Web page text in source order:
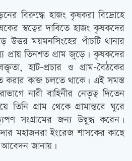
বিরুদ্ধে হাজং কৃষকরা বিদ্রোহে
স্বত্বের দাবিতে হাজং কৃষকদের
ময়মনসিংহের পাঁচটি থানার
প্রায় তিনশত গ্রাম জুড়ে। কৃষকদের
হাট-প্রচার ও গ্রাম-বৈঠকের
করার কাজ চলতে থাকে। এই সমস্ত
নারী বাহিনীর নেতৃত্ব দিতেন
তিনি গ্রাম থেকে গ্রামান্তরে ঘুরে
সংগ্রামের জন্য উদ্বুদ্ধ করেন।
মহাজনরা ইংরেজ শাসকের কাছে
আবেদন জানায়।